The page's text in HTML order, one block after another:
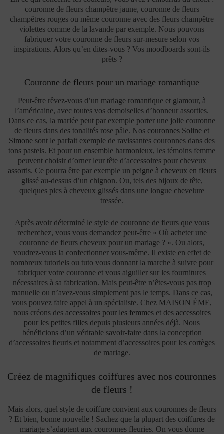
couronne de fleurs champêtre jaune, couronne de fleurs
champêtres rouges ou même couronne avec des fleurs champêtre
violettes comme de la lavande par exemple. Nous pouvons
fabriquer votre couronne de fleurs sur-mesure selon vos
inspirations. Alors qu’en dites-vous ? Vos moodboards sont-ils
prêts ?
Couronne de fleurs pour un mariage romantique
Peut-être rêvez-vous d’un mariage romantique et glamour, à
l’américaine, avec toutes vos demoiselles d’honneur assorties.
Dans ce cas, la mariée peut par exemple porter une jolie couronne
de fleurs dans des tonalités rose pâle. Nos couronnes Soline et
Simone sont le parfait exemple de ravissantes couronnes dans des
tons pastels. Et pour un ensemble harmonieux, les témoins femme
peuvent choisir d’orner leur tête d’accessoires pour cheveux
assortis. Ce pourra être par exemple un peigne à cheveux en fleurs
glissé au-dessus d’un chignon. Ou, tels des bijoux de tête,
quelques pics à cheveux glissés dans une longue chevelure
tressée.
Après avoir déterminé le style de couronne de fleurs que vous
recherchez, vous vous demandez peut-être « Où acheter une
couronne de fleurs cheveux pour un mariage ? ». Ou alors,
voudrez-vous la confectionner vous-même. Il existe en effet de
nombreux tutoriels ou tuto vous donnant la marche à suivre pour
fabriquer votre couronne et vous aiguiller sur les fournitures
nécessaires à sa fabrication. Mais peut-être n’êtes-vous pas trop
manuelle ou n’avez-vous simplement pas le temps. Dans ce cas,
vous pouvez faire appel à un spécialiste. Chez MAISON ÈME,
nous créons des accessoires pour les femmeset des accessoires
pour les petites filles depuis plusieurs années déjà. Nous
bénéficions d’un véritable savoir-faire dans la conception
d’accessoires fleuris et notamment d’accessoires pour les cortèges
de mariage.
Créez de magnifiques coiffures avec nos couronnes
de fleurs !
Mais alors, quel style de coiffure convient aux couronnes de fleurs
? Et bien, bonne nouvelle ! Sachez que la plupart des coiffures de
mariage s’adaptent aux couronnes fleuries. On vous donne